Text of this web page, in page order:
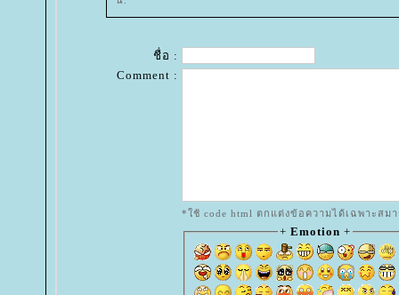
ชื่อ :
Comment :
*ใช้ code html ตกแต่งข้อความได้เฉพาะสม
+ Emotion +